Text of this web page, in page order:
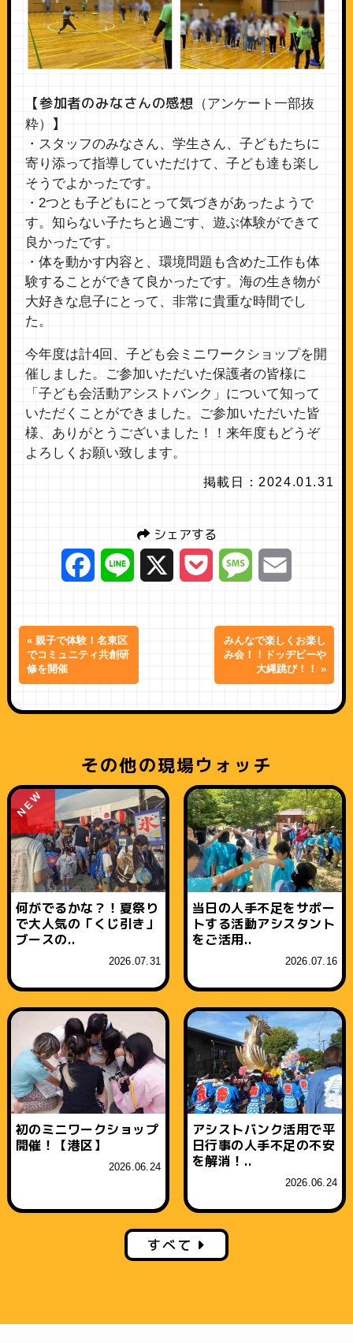
【参加者のみなさんの感想
（アンケート一部抜
粋）
】
・スタッフのみなさん、学生さん、子どもたちに
寄り添って指導していただけて、子ども達も楽し
そうでよかったです。
・2つとも子どもにとって気づきがあったようで
す。知らない子たちと過ごす、遊ぶ体験ができて
良かったです。
・体を動かす内容と、環境問題も含めた工作も体
験することができて良かったです。海の生き物が
大好きな息子にとって、非常に貴重な時間でし
た。
今年度は計4回、子ども会ミニワークショップを開
催しました。ご参加いただいた保護者の皆様に
「子ども会活動アシストバンク」について知って
いただくことができました。ご参加いただいた皆
様、ありがとうございました！！来年度もどうぞ
よろしくお願い致します。
掲載日：2024.01.31
シェアする
Facebook
Line Pocket Message
« 親子で体験！名東区
でコミュニティ共創研
修を開催
みんなで楽しくお楽し
み会！！ドッヂビーや
大縄跳び！！ »
その他の現場ウォッチ
NEW
何がでるかな？！夏祭り
で大人気の「くじ引き」
ブースの..
2026.07.31
当日の人手不足をサポー
トする活動アシスタント
をご活用..
2026.07.16
初のミニワークショップ
開催！【港区】
2026.06.24
アシストバンク活用で平
日行事の人手不足の不安
を解消！..
2026.06.24
すべて